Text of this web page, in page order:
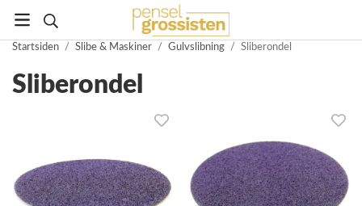
Startsiden / Slibe & Maskiner / Gulvslibning / Sliberondel
Sliberondel